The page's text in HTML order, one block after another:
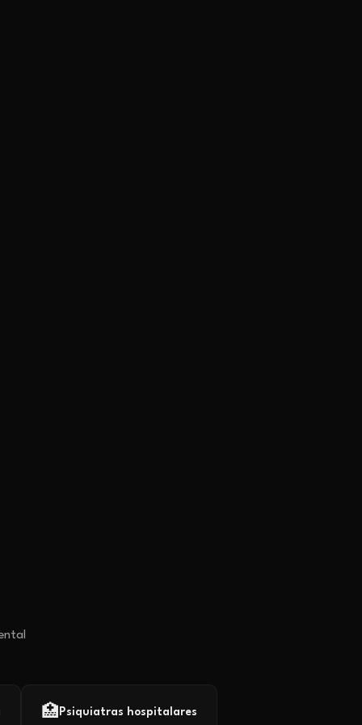
🏥 Psiquiatras hospitalares